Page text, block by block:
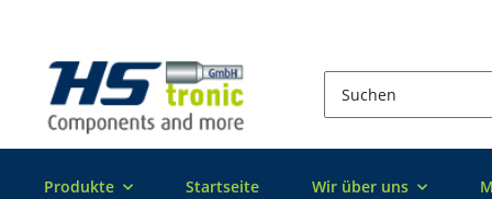
Produkte Startseite Wir über uns